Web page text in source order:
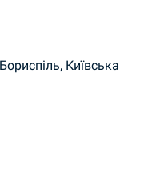
Київська